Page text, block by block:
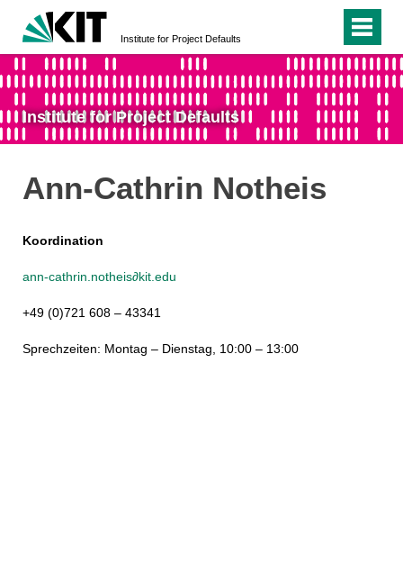
Institute for Project Defaults
Institute for Project Defaults
Ann-Cathrin Notheis
Koordination
ann-cathrin.notheis∂kit.edu
+49 (0)721 608 – 43341
Sprechzeiten: Montag – Dienstag, 10:00 – 13:00